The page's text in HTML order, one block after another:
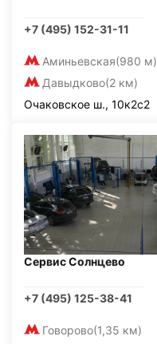
+7 (495) 152-31-11
Аминьевская(980 м)
Давыдково(2 км)
Очаковское ш., 10к2с2
Сервис Солнцево
+7 (495) 125-38-41
Говорово(1,35 км)